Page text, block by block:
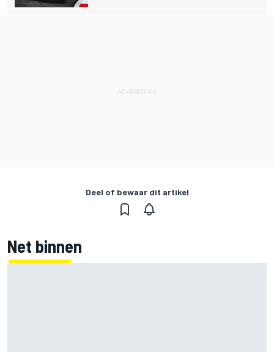
Deel of bewaar dit artikel
Net binnen